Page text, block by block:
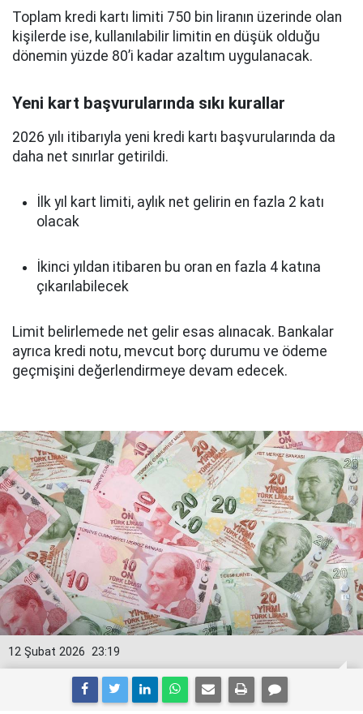
Toplam kredi kartı limiti 750 bin liranın üzerinde olan
kişilerde ise, kullanılabilir limitin en düşük olduğu
dönemin yüzde 80’i kadar azaltım uygulanacak.
Yeni kart başvurularında sıkı kurallar
2026 yılı itibarıyla yeni kredi kartı başvurularında da
daha net sınırlar getirildi.
İlk yıl kart limiti, aylık net gelirin en fazla 2 katı
olacak
İkinci yıldan itibaren bu oran en fazla 4 katına
çıkarılabilecek
Limit belirlemede net gelir esas alınacak. Bankalar
ayrıca kredi notu, mevcut borç durumu ve ödeme
geçmişini değerlendirmeye devam edecek.
23:19
12 Şubat 2026